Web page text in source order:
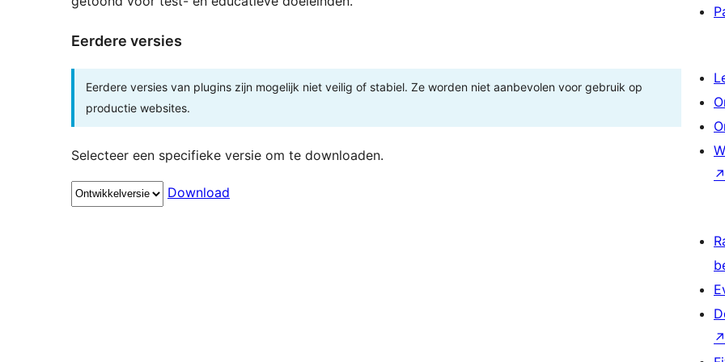
Eerdere versies
Eerdere versies van plugins zijn mogelijk niet veilig of stabiel. Ze worden niet aanbevolen voor gebruik op
productie websites.
Selecteer een specifieke versie om te downloaden.
Download
↗
↗